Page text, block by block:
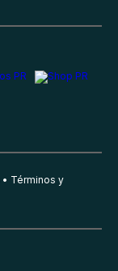
Términos y